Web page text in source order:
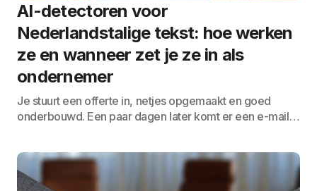
AI-detectoren voor
Nederlandstalige tekst: hoe werken
ze en wanneer zet je ze in als
ondernemer
Je stuurt een offerte in, netjes opgemaakt en goed
onderbouwd. Een paar dagen later komt er een e-mail…